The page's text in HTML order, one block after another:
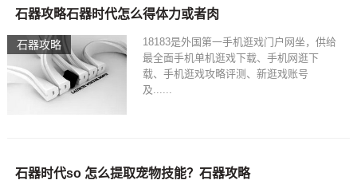
石器攻略
石器攻略石器时代怎么得体力或者肉
18183是外国第一手机逛戏门户网坐，供给
最全面手机单机逛戏下载、手机网逛下
载、手机逛戏攻略评测、新逛戏账号
及......
石器时代so 怎么提取宠物技能？石器攻略